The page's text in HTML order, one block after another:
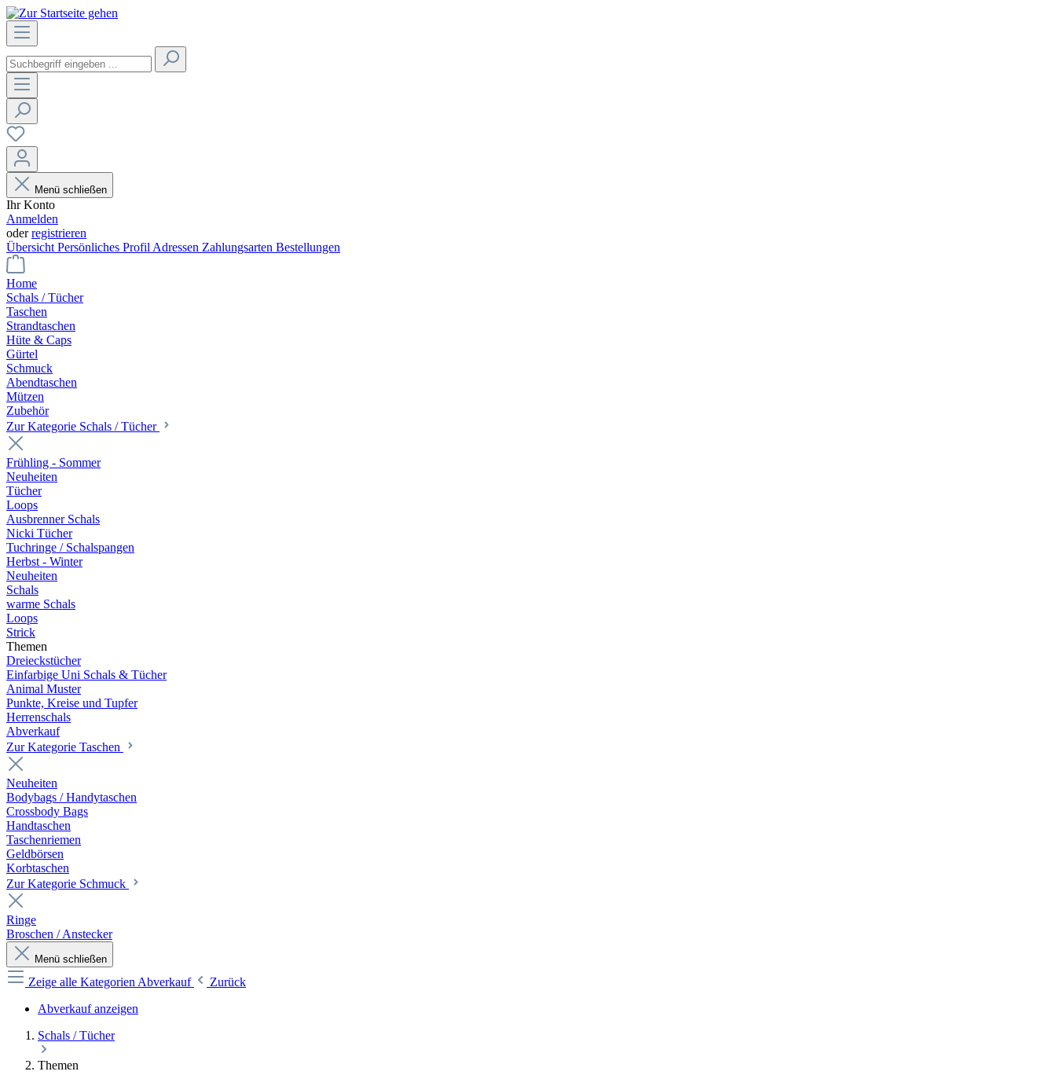
Menü schließen
Ihr Konto
Anmelden
oderregistrieren
Übersicht Persönliches Profil Adressen Zahlungsarten Bestellungen
Home
Schals / Tücher
Taschen
Strandtaschen
Hüte & Caps
Gürtel
Schmuck
Abendtaschen
Mützen
Zubehör
Zur Kategorie Schals / Tücher
Frühling - Sommer
Neuheiten
Tücher
Loops
Ausbrenner Schals
Nicki Tücher
Tuchringe / Schalspangen
Herbst - Winter
Neuheiten
Schals
warme Schals
Loops
Strick
Themen
Dreieckstücher
Einfarbige Uni Schals & Tücher
Animal Muster
Punkte, Kreise und Tupfer
Herrenschals
Abverkauf
Zur Kategorie Taschen
Neuheiten
Bodybags / Handytaschen
Crossbody Bags
Handtaschen
Taschenriemen
Geldbörsen
Korbtaschen
Zur Kategorie Schmuck
Ringe
Broschen / Anstecker
Menü schließen
Zeige alle Kategorien Abverkauf
Zurück
Abverkauf anzeigen
Schals / Tücher
Themen